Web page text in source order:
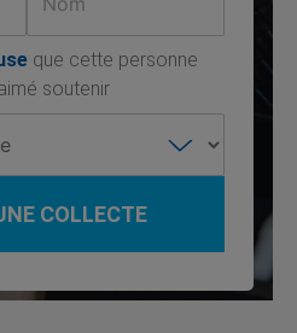
que cette personne
soutenir
COLLECTE